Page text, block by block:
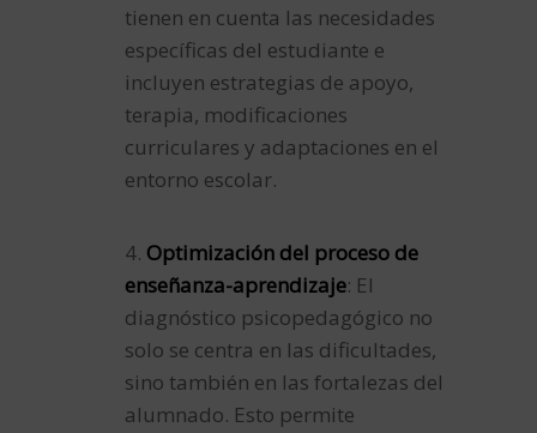
tienen en cuenta las necesidades
específicas del estudiante e
incluyen estrategias de apoyo,
terapia, modificaciones
curriculares y adaptaciones en el
entorno escolar.
4. Optimización del proceso de
enseñanza-aprendizaje: El
diagnóstico psicopedagógico no
solo se centra en las dificultades,
sino también en las fortalezas del
alumnado. Esto permite